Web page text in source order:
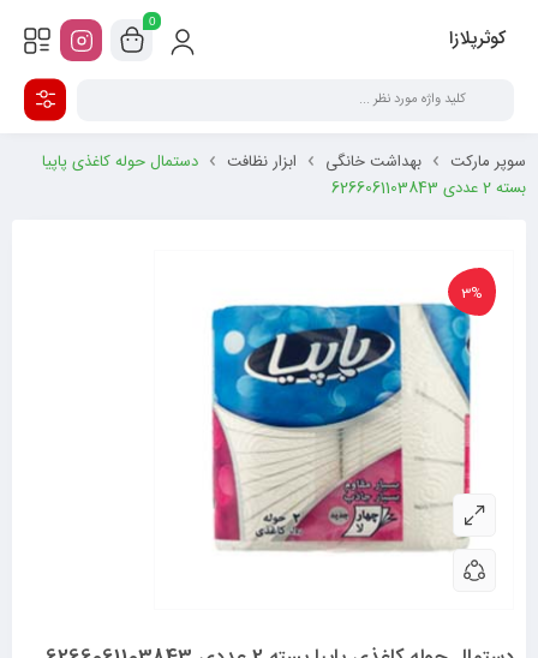
کوثرپلازا
0
سوپر مارکت بهداشت خانگی ابزار نظافت
دستمال حوله کاغذی پاپیا
بسته 2 عددی 6266061103843
3%